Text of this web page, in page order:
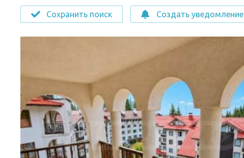
Сохранить поиск Создать уведомление
ЗАГРУЗКА...